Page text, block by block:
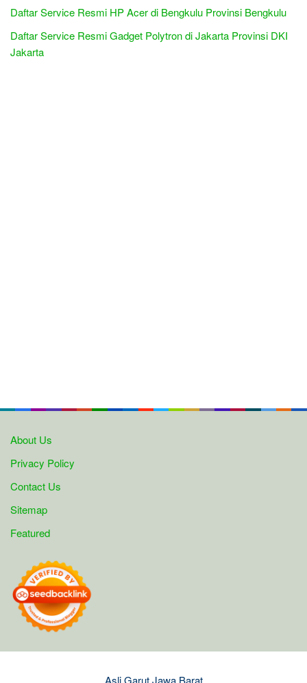
Daftar Service Resmi HP Acer di Bengkulu Provinsi Bengkulu
Daftar Service Resmi Gadget Polytron di Jakarta Provinsi DKI
Jakarta
About Us
Privacy Policy
Contact Us
Sitemap
Featured
Asli Garut Jawa Barat